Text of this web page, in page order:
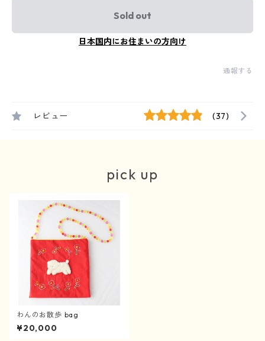
Sold out
日本国内にお住まいの方向け
通報する
レビュー (37)
pick up
わんのお散歩 bag
¥20,000